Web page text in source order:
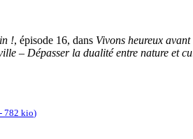
!, épisode 16, dans Vivons heureux
– Dépasser la dualité entre nature et
- 782 kio)